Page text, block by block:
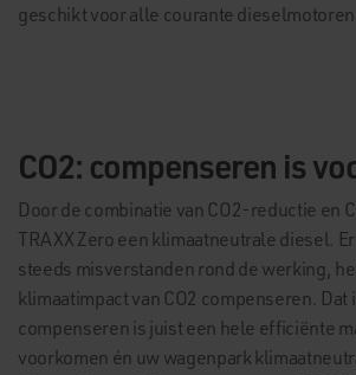
geschikt voor alle courante dieselmotoren.
CO2: compenseren is
Door de combinatie van CO2-reductie en
TRAXX Zero een klimaatneutrale diesel.
steeds misverstanden rond de werking,
klimaatimpact van CO2 compenseren. Dat
compenseren is juist een hele efficiënte
voorkomen én uw wagenpark